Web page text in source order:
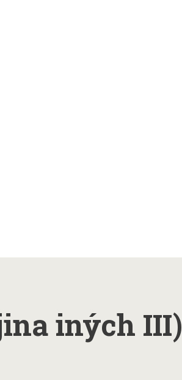
iných III)